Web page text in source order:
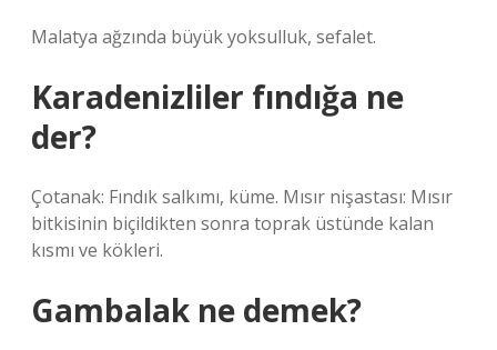
Malatya ağzında büyük yoksulluk, sefalet.
Karadenizliler fındığa ne
der?
Çotanak: Fındık salkımı, küme. Mısır nişastası: Mısır
bitkisinin biçildikten sonra toprak üstünde kalan
kısmı ve kökleri.
Gambalak ne demek?